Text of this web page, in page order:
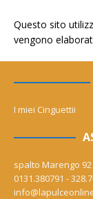
Questo sito
vengono
I miei Cinguettii
spalto Marengo
0131.380791 -